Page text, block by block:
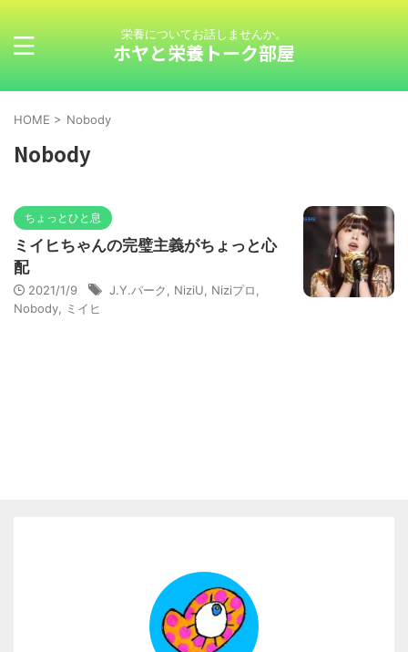
栄養についてお話しませんか。
ホヤと栄養トーク部屋
HOME > Nobody
Nobody
ちょっとひと息
ミイヒちゃんの完璧主義がちょっと心
配
2021/1/9 J.Y.パーク NiziU Niziプロ
Nobody
ミイヒ